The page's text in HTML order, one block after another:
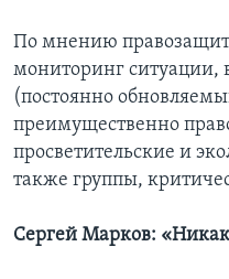
По мнению
мониторинг ситуации,
(постоянно
преимущественно
просветительские и
также группы,
Сергей Марков: